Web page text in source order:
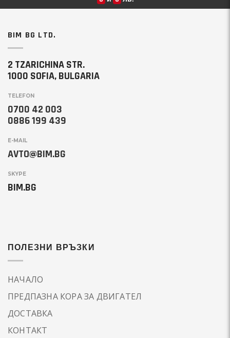
BIM BG LTD.
2 TZARICHINA STR.
1000 SOFIA, BULGARIA
TELEFON
0700 42 003
0886 199 439
E-MAIL
AVTO@BIM.BG
SKYPE
BIM.BG
ПОЛЕЗНИ ВРЪЗКИ
НАЧАЛО
ПРЕДПАЗНА КОРА ЗА ДВИГАТЕЛ
ДОСТАВКА
КОНТАКТ